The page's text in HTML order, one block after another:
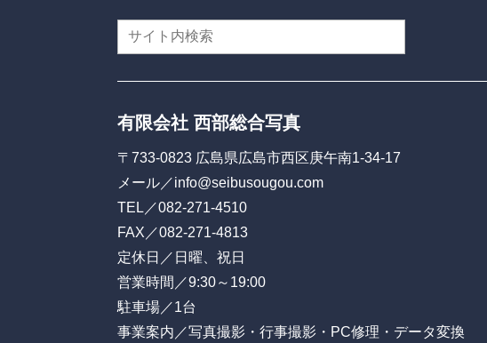
有限会社 西部総合写真
〒733-0823 広島県広島市西区庚午南1-34-17
メール／info@seibusougou.com
TEL／082-271-4510
FAX／082-271-4813
定休日／日曜、祝日
営業時間／9:30～19:00
駐車場／1台
事業案内／写真撮影・行事撮影・PC修理・データ変換